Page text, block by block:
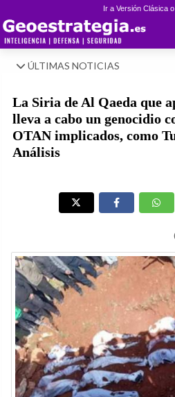
Ir a Versión Clásica
ÚLTIMAS NOTICIAS
La Siria de Al Qaeda que
lleva a cabo un genocidio
OTAN implicados, como
Análisis